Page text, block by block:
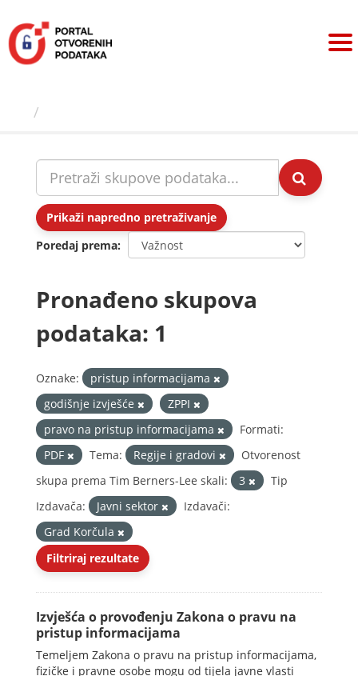
sadržaj
Prikaži napredno pretraživanje
Poredaj prema
Pronađeno skupova
podataka: 1
Oznake:
pristup informacijama
godišnje izvješće
ZPPI
pravo na pristup informacijama
Formati:
PDF
Tema: Regije i gradovi
Otvorenost
skupa prema Tim Berners-Lee skali:
3
Tip
Izdavača:
Javni sektor
Izdavači:
Grad Korčula
Filtriraj rezultate
Izvješća o provođenju Zakona o pravu na
pristup informacijama
Temeljem Zakona o pravu na pristup informacijama,
fizičke i pravne osobe mogu od tijela javne vlasti